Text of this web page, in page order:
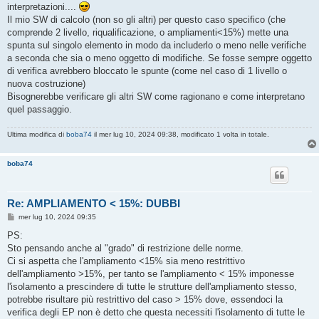
interpretazioni....
Il mio SW di calcolo (non so gli altri) per questo caso specifico (che
comprende 2 livello, riqualificazione, o ampliamenti<15%) mette una
spunta sul singolo elemento in modo da includerlo o meno nelle verifiche
a seconda che sia o meno oggetto di modifiche. Se fosse sempre oggetto
di verifica avrebbero bloccato le spunte (come nel caso di 1 livello o
nuova costruzione)
Bisognerebbe verificare gli altri SW come ragionano e come interpretano
quel passaggio.
Ultima modifica di boba74 il mer lug 10, 2024 09:38, modificato 1 volta in totale.
boba74
Re: AMPLIAMENTO < 15%: DUBBI
M
s
a
g
i
o
mer lug 10, 2024 09:35
PS:
Sto pensando anche al "grado" di restrizione delle norme.
Ci si aspetta che l'ampliamento <15% sia meno restrittivo
dell'ampliamento >15%, per tanto se l'ampliamento < 15% imponesse
l'isolamento a prescindere di tutte le strutture dell'ampliamento stesso,
potrebbe risultare più restrittivo del caso > 15% dove, essendoci la
verifica degli EP non è detto che questa necessiti l'isolamento di tutte le